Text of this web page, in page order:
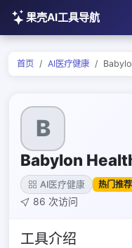
果壳AI工具导航
首页 AI医疗健康
B
Babylon
AI医疗健康 热门推荐
86 次访问
工具介绍